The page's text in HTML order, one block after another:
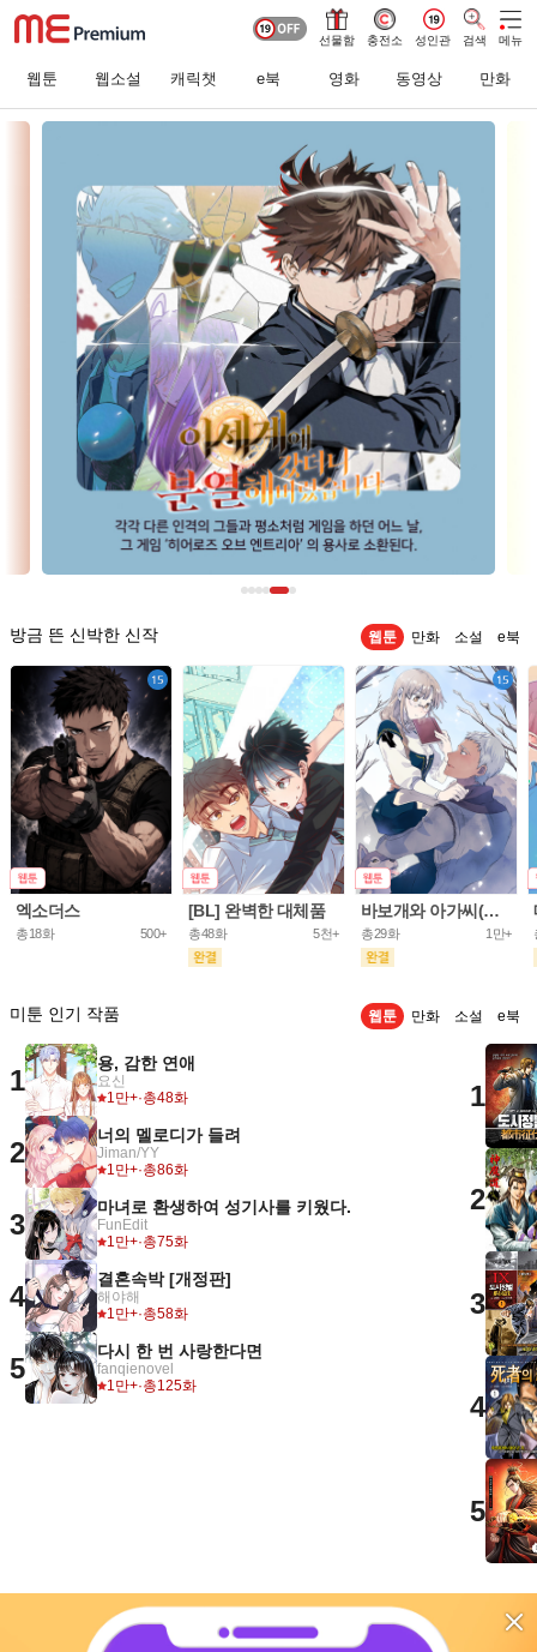
선물함 충전소 성인관 검색 메뉴
웹툰 웹소설 캐릭챗 e북 영화 동영상 만화
방금 뜬 신박한 신작 웹툰 만화 소설 e북
엑소더스
총18화 500+
[BL] 완벽한 대체품
총48화 5천+
바보개와 아가씨(개정판)
총29화 1만+
미툰 인기 작품 웹툰 만화 소설 e북
1
용, 감한 연애
요신
1만+·총48화
2
너의 멜로디가 들려
Jiman/YY
1만+·총86화
3
마녀로 환생하여 성기사를 키웠다.
FunEdit
1만+·총75화
4
결혼속박 [개정판]
해야해
1만+·총58화
5
다시 한 번 사랑한다면
fanqienovel
1만+·총125화
1
2
3
4
5